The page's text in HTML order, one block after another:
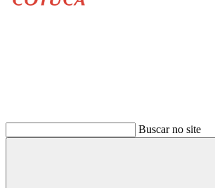
Buscar no site